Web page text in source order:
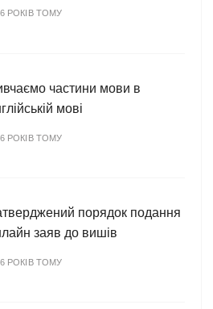
6 РОКІВ ТОМУ
частини мови в
мові
6 РОКІВ ТОМУ
порядок подання
заяв до вишів
6 РОКІВ ТОМУ